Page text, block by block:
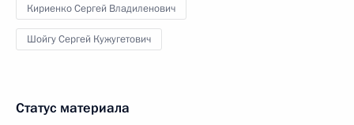
Кириенко Сергей Владиленович
Шойгу Сергей Кужугетович
Статус материала